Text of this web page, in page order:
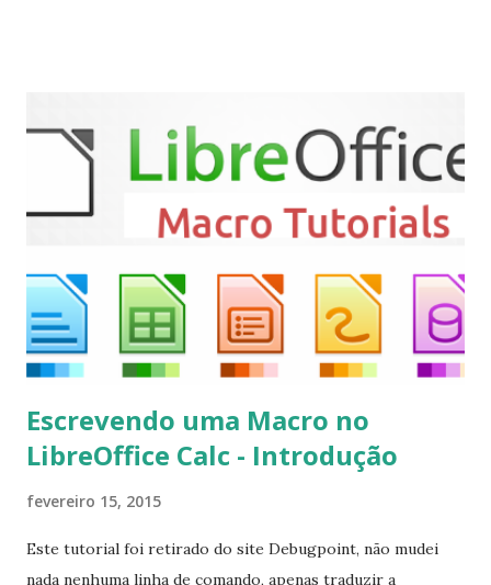
sudo apt-get install kodi Use o comando a seguir para
instalar codecs de áudio e outros complementos,
executando: $ sudo apt-get install --install-suggests
kodi Para remover, execute: $ sudo apt-get remove
Escrevendo uma Macro no
LibreOffice Calc - Introdução
fevereiro 15, 2015
Este tutorial foi retirado do site Debugpoint, não mudei
nada nenhuma linha de comando, apenas traduzir a